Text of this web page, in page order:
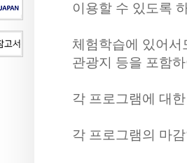
이용할 수 있도록
체험학습에 있어
관광지 등을 포함
각 프로그램에 대
각 프로그램의 마